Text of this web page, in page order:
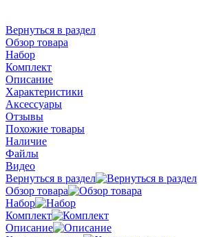
Вернуться в раздел
Обзор товара
Набор
Комплект
Описание
Характеристики
Аксессуары
Отзывы
Похожие товары
Наличие
Файлы
Видео
Вернуться в раздел
Обзор товара
Набор
Комплект
Описание